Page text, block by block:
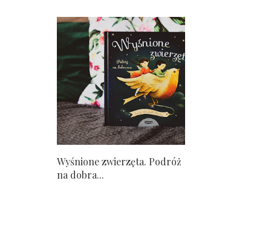
Wyśnione zwierzęta. Podróż
na dobra...